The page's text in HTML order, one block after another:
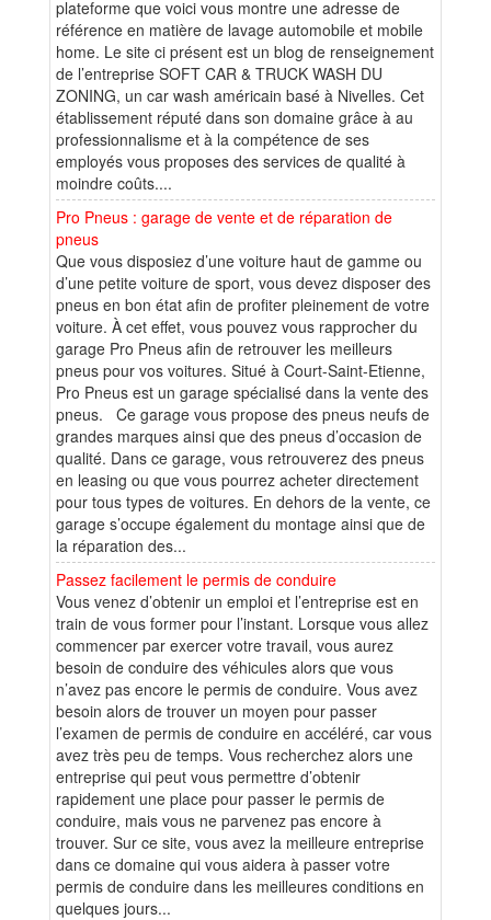
plateforme que voici vous montre une adresse de
référence en matière de lavage automobile et mobile
home. Le site ci présent est un blog de renseignement
de l’entreprise SOFT CAR & TRUCK WASH DU
ZONING, un car wash américain basé à Nivelles. Cet
établissement réputé dans son domaine grâce à au
professionnalisme et à la compétence de ses
employés vous proposes des services de qualité à
moindre coûts....
Pro Pneus : garage de vente et de réparation de
pneus
Que vous disposiez d’une voiture haut de gamme ou
d’une petite voiture de sport, vous devez disposer des
pneus en bon état afin de profiter pleinement de votre
voiture. À cet effet, vous pouvez vous rapprocher du
garage Pro Pneus afin de retrouver les meilleurs
pneus pour vos voitures. Situé à Court-Saint-Etienne,
Pro Pneus est un garage spécialisé dans la vente des
pneus. Ce garage vous propose des pneus neufs de
grandes marques ainsi que des pneus d’occasion de
qualité. Dans ce garage, vous retrouverez des pneus
en leasing ou que vous pourrez acheter directement
pour tous types de voitures. En dehors de la vente, ce
garage s’occupe également du montage ainsi que de
la réparation des...
Passez facilement le permis de conduire
Vous venez d’obtenir un emploi et l’entreprise est en
train de vous former pour l’instant. Lorsque vous allez
commencer par exercer votre travail, vous aurez
besoin de conduire des véhicules alors que vous
n’avez pas encore le permis de conduire. Vous avez
besoin alors de trouver un moyen pour passer
l’examen de permis de conduire en accéléré, car vous
avez très peu de temps. Vous recherchez alors une
entreprise qui peut vous permettre d’obtenir
rapidement une place pour passer le permis de
conduire, mais vous ne parvenez pas encore à
trouver. Sur ce site, vous avez la meilleure entreprise
dans ce domaine qui vous aidera à passer votre
permis de conduire dans les meilleures conditions en
quelques jours...